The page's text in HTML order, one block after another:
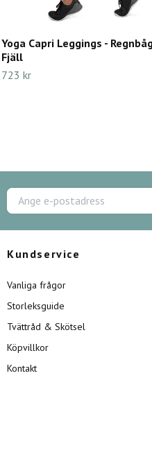
Yoga Capri Leggings -
Fjäll
723 kr
Kundservice
Vanliga frågor
Storleksguide
Tvättråd & Skötsel
Köpvillkor
Kontakt